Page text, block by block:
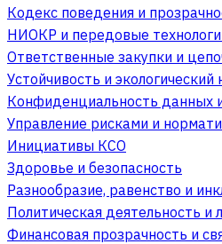
Кодекс поведения и
НИОКР и передовые
Ответственные закупки и
Устойчивость и экологический
Конфиденциальность данных
Управление рисками и
Инициативы КСО
Здоровье и безопасность
Разнообразие, равенство и
Политическая деятельность и
Финансовая прозрачность и